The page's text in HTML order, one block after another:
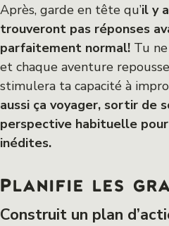
Après, garde en tête qu’il y
trouveront pas réponses
parfaitement normal! Tu
et chaque aventure
stimulera ta capacité à
aussi ça voyager, sortir de
perspective habituelle
inédites.
Planifie les
Construit un plan